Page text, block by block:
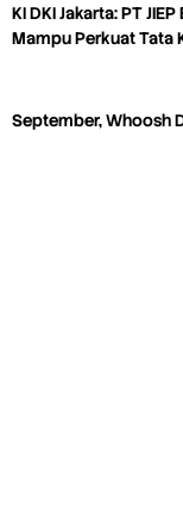
KI DKI Jakarta: PT
Mampu Perkuat Tata
September, Whoosh